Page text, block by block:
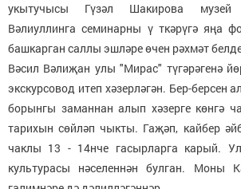
укытучысы Гүзәл Шакирова музей
Вәлиуллинга семинарны ү ткәрүгә яңа
башкарган саллы эшләре өчен рәхмәт
Вәсил Вәлиҗан улы "Мирас" түгәрәгенә
экскурсовод итеп хәзерләгән. Бер-
борынгы заманнан алып хәзерге көнгә
тарихын сөйләп чыкты. Гаҗәп, кайбер
чаклы 13 - 14нче гасырларга карый.
культурасы нәселеннән булган. Моны